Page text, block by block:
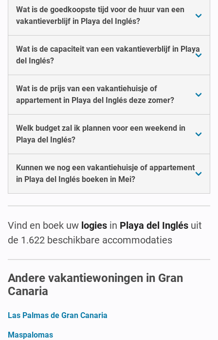
Wat is de goedkoopste tijd voor de huur van een
vakantieverblijf in Playa del Inglés?
Wat is de capaciteit van een vakantieverblijf in Playa
del Inglés?
Wat is de prijs van een vakantiehuisje of
appartement in Playa del Inglés deze zomer?
Welk budget zal ik plannen voor een weekend in
Playa del Inglés?
Kunnen we nog een vakantiehuisje of appartement
in Playa del Inglés boeken in Mei?
Vind en boek uw logies in Playa del Inglés uit
de 1.622 beschikbare accommodaties
Andere vakantiewoningen in Gran
Canaria
Las Palmas de Gran Canaria
Maspalomas